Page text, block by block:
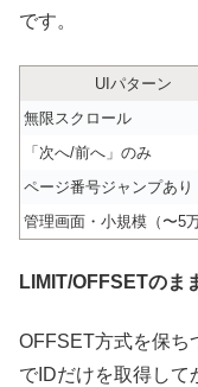
です。
UIパターン
無限スクロール
「次へ/前へ」のみ
ページ番号ジャンプあり
管理画面・小規模（〜5万
LIMIT/OFFSETのま
OFFSET方式を保ち
でIDだけを取得して